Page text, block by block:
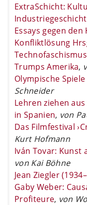
ExtraSchicht:
Essays gegen
Konfliktlösung
Trumps Amerika,
Olympische
Schneider
Lehren ziehen
in Spanien, von
Das Filmfestival
Kurt Hofmann
Iván Tovar: Kunst
von Kai Böhne
Jean Ziegler
Gaby Weber:
Profiteure, von